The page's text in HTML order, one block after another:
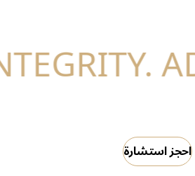
احجز استشارة